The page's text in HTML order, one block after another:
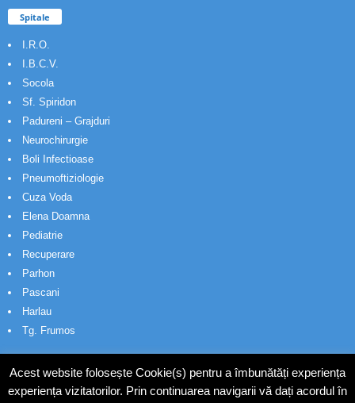
Spitale
I.R.O.
I.B.C.V.
Socola
Sf. Spiridon
Padureni – Grajduri
Neurochirurgie
Boli Infectioase
Pneumoftiziologie
Cuza Voda
Elena Doamna
Pediatrie
Recuperare
Parhon
Pascani
Harlau
Tg. Frumos
Acest website folosește Cookie(s) pentru a îmbunătăți experiența
experiența vizitatorilor. Prin continuarea navigarii vă dați acordul în